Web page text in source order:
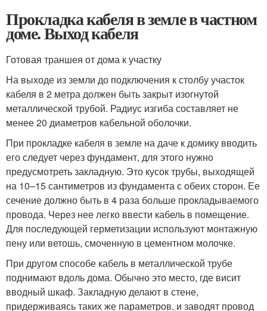
Прокладка кабеля в земле в частном
доме. Выход кабеля
Готовая траншея от дома к участку
На выходе из земли до подключения к столбу участок
кабеля в 2 метра должен быть закрыт изогнутой
металлической трубой. Радиус изгиба составляет не
менее 20 диаметров кабельной оболочки.
При прокладке кабеля в земле на даче к домику вводить
его следует через фундамент, для этого нужно
предусмотреть закладную. Это кусок трубы, выходящей
на 10–15 сантиметров из фундамента с обеих сторон. Ее
сечение должно быть в 4 раза больше прокладываемого
провода. Через нее легко ввести кабель в помещение.
Для последующей герметизации используют монтажную
пену или ветошь, смоченную в цементном молочке.
При другом способе кабель в металлической трубе
поднимают вдоль дома. Обычно это место, где висит
вводный шкаф. Закладную делают в стене,
придерживаясь таких же параметров, и заводят провод